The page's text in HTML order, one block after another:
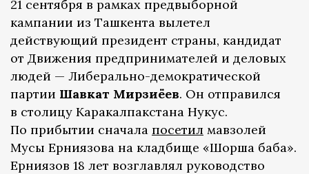
21 сентября в рамках предвыборной
кампании из Ташкента вылетел
действующий президент страны, кандидат
от Движения предпринимателей и деловых
людей — Либерально-демократической
партии Шавкат Мирзиёев. Он отправился
в столицу Каракалпакстана Нукус.
По прибытии сначала посетил мавзолей
Мусы Ерниязова на кладбище «Шорша баба».
Ерниязов 18 лет возглавлял руководство